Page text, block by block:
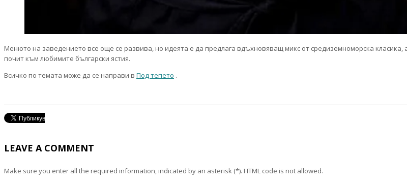
Менюто на заведението все още се развива, но идеята е да предлага вдъхновяващ микс от средиземноморска класика,
почит към любимите български ястия.
Всичко по темата може да се направи в Под тепето .
LEAVE A COMMENT
Make sure you enter all the required information, indicated by an asterisk (*). HTML code is not allowed.